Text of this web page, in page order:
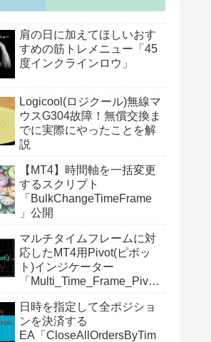
肩の日に加えてほしいおす
すめの筋トレメニュー「45
度インクラインロウ」
Logicool(ロジクール)無線マ
ウスG304故障！無償交換ま
でに実際にやったことを解
説
【MT4】時間軸を一括変更
するスクリプト
「BulkChangeTimeFrame
」公開
マルチタイムフレームに対
応したMT4用Pivot(ピボッ
ト)インジケーター
「Multi_Time_Frame_Pivot
日時を指定して全ポジショ
ンを決済する
EA「CloseAllOrdersByTim